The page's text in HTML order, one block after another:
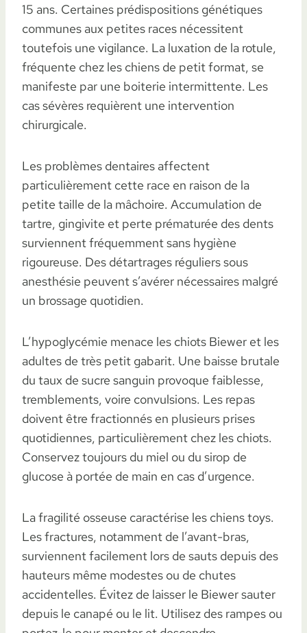
15 ans. Certaines prédispositions génétiques
communes aux petites races nécessitent
toutefois une vigilance. La luxation de la rotule,
fréquente chez les chiens de petit format, se
manifeste par une boiterie intermittente. Les
cas sévères requièrent une intervention
chirurgicale.
Les problèmes dentaires affectent
particulièrement cette race en raison de la
petite taille de la mâchoire. Accumulation de
tartre, gingivite et perte prématurée des dents
surviennent fréquemment sans hygiène
rigoureuse. Des détartrages réguliers sous
anesthésie peuvent s’avérer nécessaires malgré
un brossage quotidien.
L’hypoglycémie menace les chiots Biewer et les
adultes de très petit gabarit. Une baisse brutale
du taux de sucre sanguin provoque faiblesse,
tremblements, voire convulsions. Les repas
doivent être fractionnés en plusieurs prises
quotidiennes, particulièrement chez les chiots.
Conservez toujours du miel ou du sirop de
glucose à portée de main en cas d’urgence.
La fragilité osseuse caractérise les chiens toys.
Les fractures, notamment de l’avant-bras,
surviennent facilement lors de sauts depuis des
hauteurs même modestes ou de chutes
accidentelles. Évitez de laisser le Biewer sauter
depuis le canapé ou le lit. Utilisez des rampes ou